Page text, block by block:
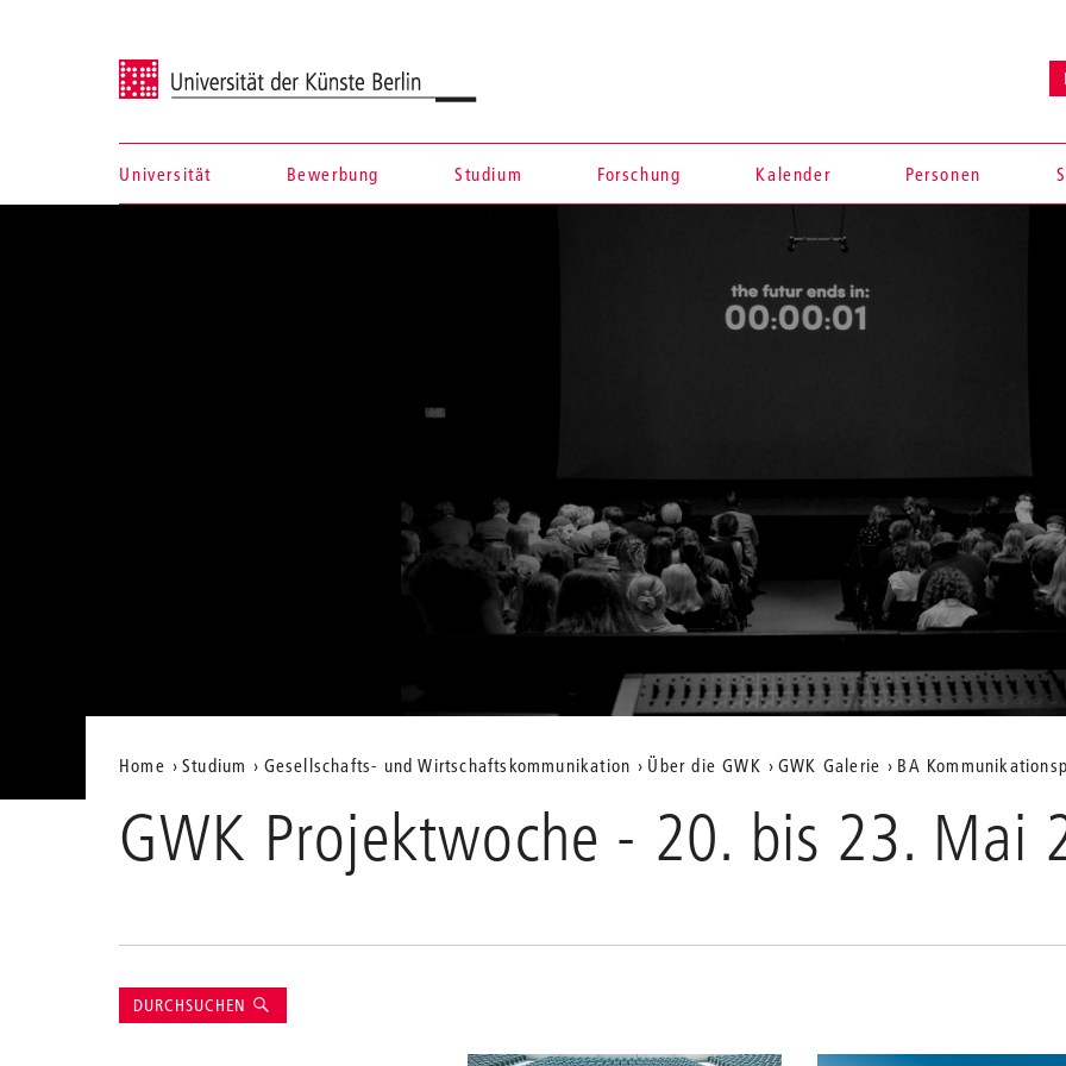
Universität der Künste Berlin
Universität Bewerbung Studium Forschung Kalender Personen
Aktuelle
Position
auf
Home Studium Gesellschafts- und Wirtschaftskommunikation Über die GWK GWK Galerie BA
GWK Projektwoche - 20. bis 23. Mai
Suche
DURCHSUCHEN